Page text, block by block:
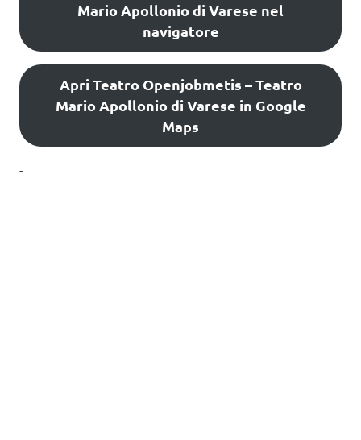
Mario Apollonio di Varese nel
navigatore
Apri Teatro Openjobmetis – Teatro
Mario Apollonio di Varese in Google
Maps
-